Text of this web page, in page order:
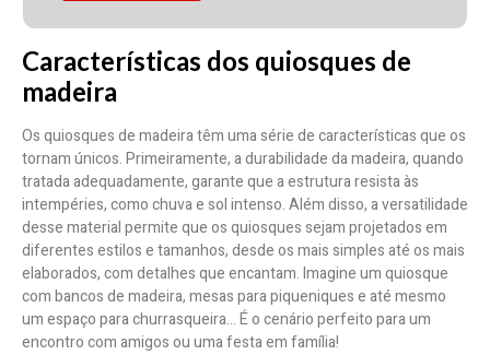
Características dos quiosques de
madeira
Os quiosques de madeira têm uma série de características que os
tornam únicos. Primeiramente, a durabilidade da madeira, quando
tratada adequadamente, garante que a estrutura resista às
intempéries, como chuva e sol intenso. Além disso, a versatilidade
desse material permite que os quiosques sejam projetados em
diferentes estilos e tamanhos, desde os mais simples até os mais
elaborados, com detalhes que encantam. Imagine um quiosque
com bancos de madeira, mesas para piqueniques e até mesmo
um espaço para churrasqueira… É o cenário perfeito para um
encontro com amigos ou uma festa em família!